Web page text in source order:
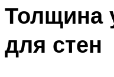
Толщина
для стен